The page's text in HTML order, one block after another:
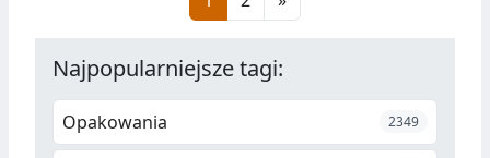
Najpopularniejsze tagi:
Opakowania 2349